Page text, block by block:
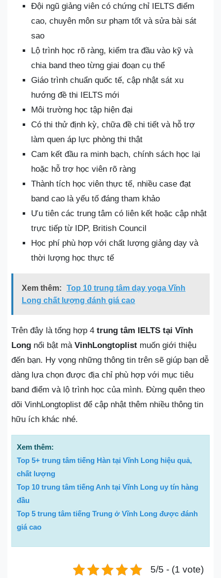
Đội ngũ giảng viên có chứng chỉ IELTS điểm
cao, chuyên môn sư phạm tốt và sửa bài sát
sao
Lộ trình học rõ ràng, kiểm tra đầu vào kỹ và
chia band theo từng giai đoạn cụ thể
Giáo trình chuẩn quốc tế, cập nhật sát xu
hướng đề thi IELTS mới
Môi trường học tập hiện đại
Có thi thử định kỳ, chữa đề chi tiết và hỗ trợ
làm quen áp lực phòng thi thật
Cam kết đầu ra minh bạch, chính sách học lại
hoặc hỗ trợ học viên rõ ràng
Thành tích học viên thực tế, nhiều case đạt
band cao là yếu tố đáng tham khảo
Ưu tiên các trung tâm có liên kết hoặc cập nhật
trực tiếp từ IDP, British Council
Học phí phù hợp với chất lượng giảng dạy và
thời lượng học thực tế
Xem thêm:
Top 10 trung tâm dạy yoga Vĩnh
Long chất lượng đánh giá cao
Trên đây là tổng hợp 4 trung tâm IELTS tại Vĩnh
Long nổi bật mà VinhLongtoplist muốn giới thiệu
đến bạn. Hy vọng những thông tin trên sẽ giúp bạn dễ
dàng lựa chọn được địa chỉ phù hợp với mục tiêu
band điểm và lộ trình học của mình. Đừng quên theo
dõi VinhLongtoplist để cập nhật thêm nhiều thông tin
hữu ích khác nhé.
Xem thêm:
Top 5+ trung tâm tiếng Hàn tại Vĩnh Long hiệu quả,
chất lượng
Top 10 trung tâm tiếng Anh tại Vĩnh Long uy tín hàng
đầu
Top 5 trung tâm tiếng Trung ở Vĩnh Long được đánh
giá cao
5/5 - (1 vote)